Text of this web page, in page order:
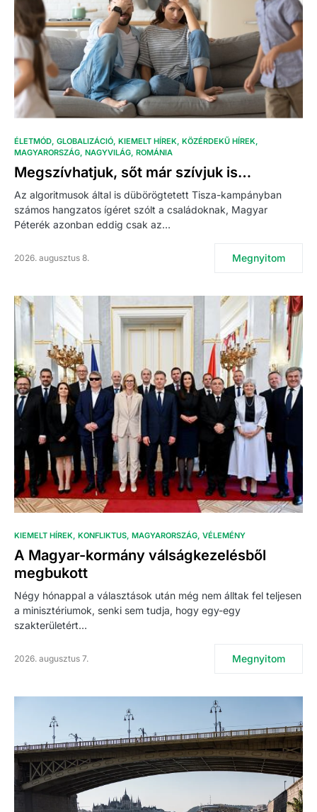
ÉLETMÓD GLOBALIZÁCIÓ KIEMELT HÍREK KÖZÉRDEKŰ HÍREK
MAGYARORSZÁG NAGYVILÁG ROMÁNIA
Megszívhatjuk, sőt már szívjuk is…
Az algoritmusok által is dübörögtetett Tisza-kampányban
számos hangzatos ígéret szólt a családoknak, Magyar
Péterék azonban eddig csak az…
2026. augusztus 8. Megnyitom
KIEMELT HÍREK KONFLIKTUS MAGYARORSZÁG VÉLEMÉNY
A Magyar-kormány válságkezelésből
megbukott
Négy hónappal a választások után még nem álltak fel teljesen
a minisztériumok, senki sem tudja, hogy egy-egy
szakterületért…
2026. augusztus 7. Megnyitom